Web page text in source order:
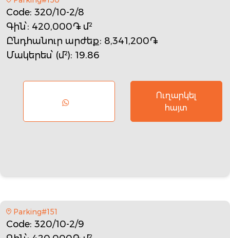
Code: 320/10-2/8
Գին՝: 420,000֏ մ²
Ընդհանուր արժեք: 8,341,200֏
Մակերես՝ (մ²): 19.86
Ուղարկել
հայտ
Parking#151
Code: 320/10-2/9